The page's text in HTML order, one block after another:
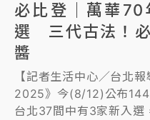
必比登｜萬華70
選 三代古法！
醬
【記者生活中心／台北
2025》今(8/12)公布144
台北37間中有3家新入選